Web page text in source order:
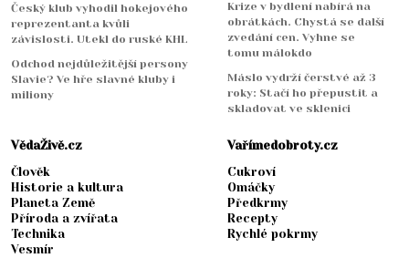
Český klub vyhodil hokejového
reprezentanta kvůli
závislosti. Utekl do ruské KHL
Odchod nejdůležitější persony
Slavie? Ve hře slavné kluby i
miliony
Krize v bydlení nabírá na
obrátkách. Chystá se další
zvedání cen. Vyhne se
tomu málokdo
Máslo vydrží čerstvé až 3
roky: Stačí ho přepustit a
skladovat ve sklenici
VědaŽivě.cz
Člověk
Historie a kultura
Planeta Země
Příroda a zvířata
Technika
Vesmír
Vařímedobroty.cz
Cukroví
Omáčky
Předkrmy
Recepty
Rychlé pokrmy